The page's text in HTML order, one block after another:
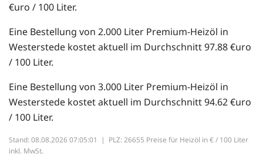
€uro / 100 Liter.
Eine Bestellung von 2.000 Liter Premium-Heizöl in
Westerstede kostet aktuell im Durchschnitt 97.88 €uro
/ 100 Liter.
Eine Bestellung von 3.000 Liter Premium-Heizöl in
Westerstede kostet aktuell im Durchschnitt 94.62 €uro
/ 100 Liter.
Stand: 08.08.2026 07:05:01 | PLZ: 26655 Preise für Heizöl in € / 100 Liter
inkl. MwSt.